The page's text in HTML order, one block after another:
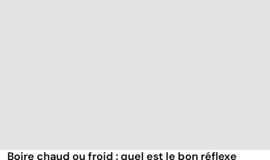
Boire chaud ou froid : quel est le bon réflexe